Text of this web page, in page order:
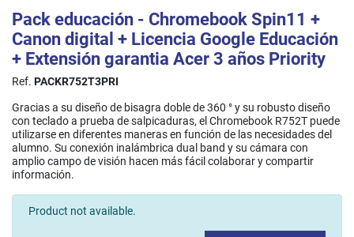
Pack educación - Chromebook Spin11 +
Canon digital + Licencia Google Educación
+ Extensión garantia Acer 3 años Priority
Ref. PACKR752T3PRI
Gracias a su diseño de bisagra doble de 360 ° y su robusto diseño
con teclado a prueba de salpicaduras, el Chromebook R752T puede
utilizarse en diferentes maneras en función de las necesidades del
alumno. Su conexión inalámbrica dual band y su cámara con
amplio campo de visión hacen más fácil colaborar y compartir
información.​
Product not available.